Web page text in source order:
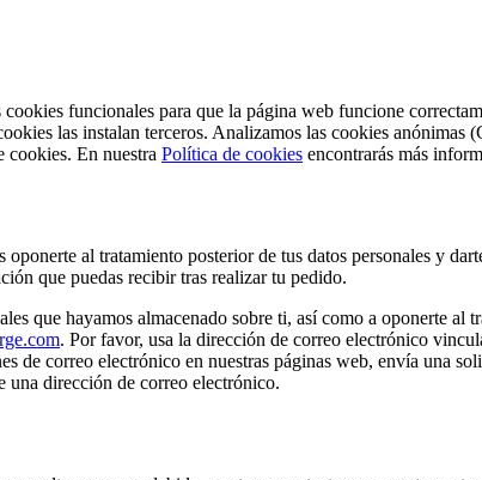
funcionales para que la página web funcione
las instalan terceros. Analizamos las cookies
cookies. En nuestra Política de cookies encontrarás más
al tratamiento posterior de tus datos personales y
que puedas recibir tras realizar tu pedido.
que hayamos almacenado sobre ti, así como a oponerte al
. Por favor, usa la dirección de correo electrónico
de correo electrónico en nuestras páginas web, envía una
una dirección de correo electrónico.